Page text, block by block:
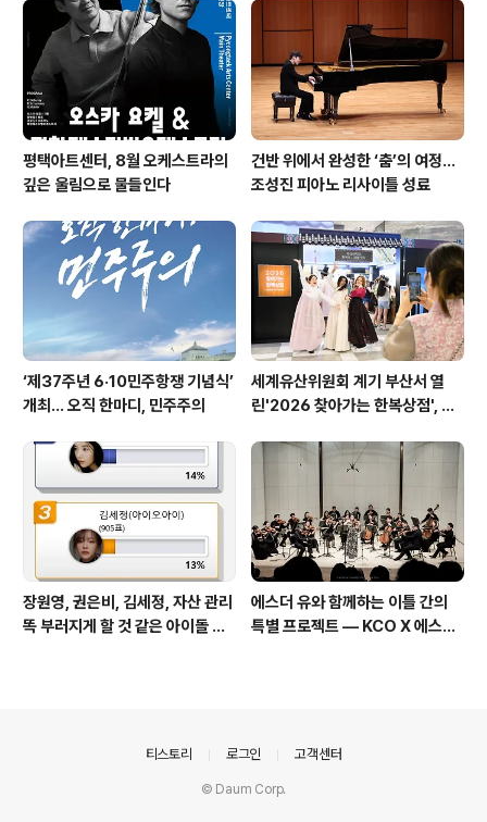
트'
평택아트센터, 8월 오케스트라의
깊은 울림으로 물들인다
건반 위에서 완성한 ‘춤’의 여정…
조성진 피아노 리사이틀 성료
‘제37주년 6·10민주항쟁 기념식’
개최… 오직 한마디, 민주주의
세계유산위원회 계기 부산서 열
린'2026 찾아가는 한복상점', 역
장원영, 권은비, 김세정, 자산 관리
똑 부러지게 할 것 같은 아이돌 스
에스더 유와 함께하는 이틀 간의
특별 프로젝트 — KCO X 에스더
티스토리 로그인 고객센터
© Daum Corp.